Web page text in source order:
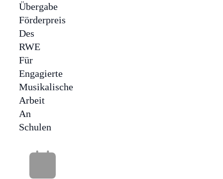
Übergabe
Förderpreis
Des
RWE
Für
Engagierte
Musikalische
Arbeit
An
Schulen